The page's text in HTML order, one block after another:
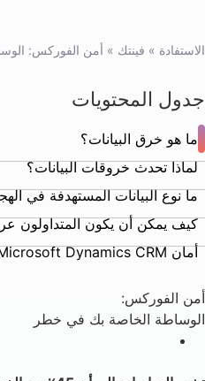
الاستفادة » فينتك » أمن الفوركس:
جدول المحتويات
ما هو خرق البيانات؟
لماذا تحدث خروقات البيانات؟
ما نوع البيانات المستهدفة في
كيف يمكن أن يكون المتداولون
أمان Microsoft Dynamics CRM و 8 نصائح قيمة
أمن الفوركس:
الوساطة الخاصة بك في خطر